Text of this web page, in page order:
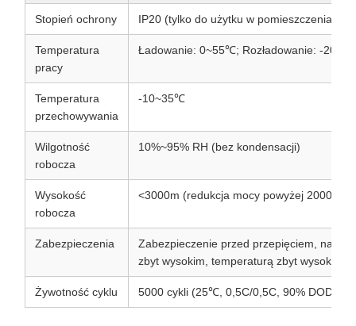
Stopień ochrony IP20 (tylko do użytku w pomieszczeniach)
Temperatura
pracy
Ładowanie: 0~55℃; Rozładowanie: -
Temperatura
przechowywania
-10~35℃
Wilgotność
robocza
10%~95% RH (bez kondensacji)
Wysokość
robocza
<3000m (redukcja mocy powyżej 2000m)
Zabezpieczenia
Zabezpieczenie przed przepięciem,
zbyt wysokim, temperaturą zbyt wysoką,
Żywotność cyklu 5000 cykli (25℃, 0,5C/0,5C, 90% DOD,